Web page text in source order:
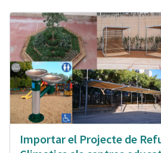
Importar el Projecte de